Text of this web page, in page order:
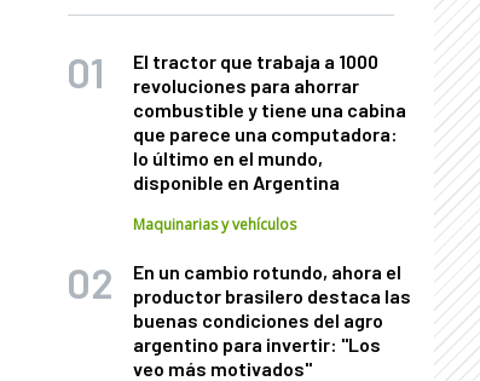
El tractor que trabaja a 1000
revoluciones para ahorrar
combustible y tiene una cabina
que parece una computadora:
lo último en el mundo,
disponible en Argentina
Maquinarias y vehículos
En un cambio rotundo, ahora el
productor brasilero destaca las
buenas condiciones del agro
argentino para invertir: "Los
veo más motivados"